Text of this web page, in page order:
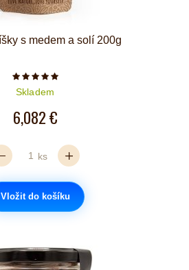
s medem a solí 200g
Počet hvězdiček je 5 z 5
Skladem
6,082 €
ks
Vložit do košíku